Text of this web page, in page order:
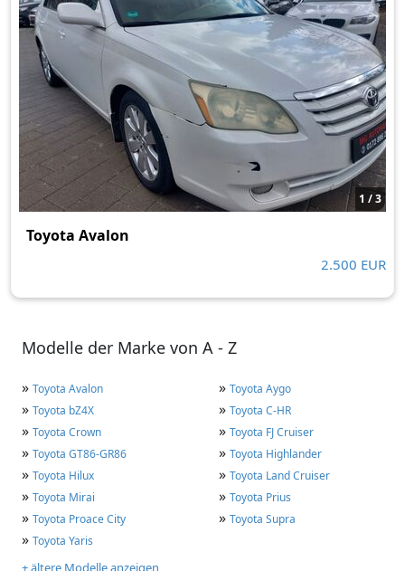
Modelle der Marke von A - Z
» Toyota Avalon » Toyota Aygo
» Toyota bZ4X » Toyota C-HR
» Toyota Crown » Toyota FJ Cruiser
» Toyota GT86-GR86 » Toyota Highlander
» Toyota Hilux » Toyota Land Cruiser
» Toyota Mirai » Toyota Prius
» Toyota Proace City » Toyota Supra
» Toyota Yaris
+ ältere Modelle anzeigen
1 / 3
Toyota Avalon
2.500 EUR